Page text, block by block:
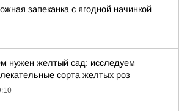
запеканка с ягодной начинкой
нужен желтый сад: исследуем
сорта желтых роз